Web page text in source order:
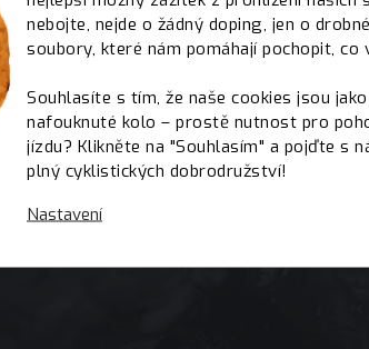
nebojte, nejde o žádný doping, jen o
soubory, které nám pomáhají pochopit, co
Souhlasíte s tím, že naše cookies jsou
nafouknuté kolo – prostě nutnost pro
jízdu? Klikněte na "Souhlasím" a pojďte s
plný cyklistických dobrodružství!
Nastavení